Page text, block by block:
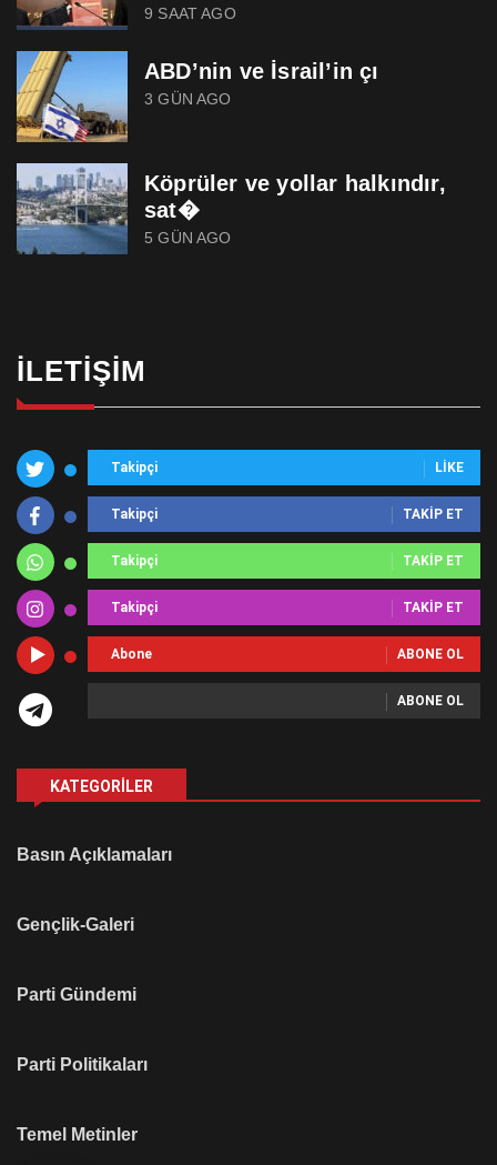
9 SAAT AGO
ABD’nin ve İsrail’in çı
3 GÜN AGO
Köprüler ve yollar halkındır,
sat�
5 GÜN AGO
İLETIŞIM
Takipçi LIKE
Takipçi TAKIP ET
Takipçi TAKIP ET
Takipçi TAKIP ET
Abone ABONE OL
ABONE OL
KATEGORILER
Basın Açıklamaları
Gençlik-Galeri
Parti Gündemi
Parti Politikaları
Temel Metinler